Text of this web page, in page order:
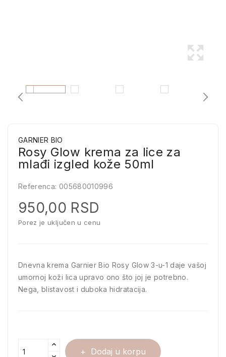
GARNIER BIO
Rosy Glow krema za lice za
mlađi izgled kože 50ml
Referenca: 005680010996
950,00 RSD
Porez je uključen u cenu
Dnevna krema Garnier Bio Rosy Glow 3-u-1 daje vašoj
umornoj koži lica upravo ono što joj je potrebno.
Nega, blistavost i duboka hidratacija.
Dodaj u korpu